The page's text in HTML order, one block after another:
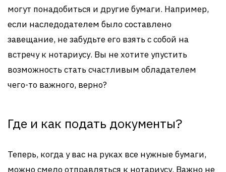
могут понадобиться и другие бумаги. Например,
если наследодателем было составлено
завещание, не забудьте его взять с собой на
встречу к нотариусу. Вы не хотите упустить
возможность стать счастливым обладателем
чего-то важного, верно?
Где и как подать документы?
Теперь, когда у вас на руках все нужные бумаги,
можно смело отправляться к нотариусу. Важно не